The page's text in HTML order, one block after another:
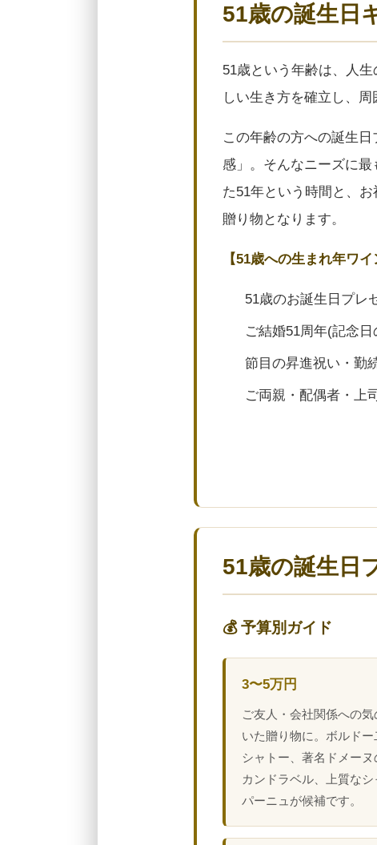
51歳の誕生日
51歳という年齢は、人
しい生き方を確立し、周
この年齢の方への誕生
感」。そんなニーズに
た51年という時間と、
贈り物となります。
【51歳への生まれ年ワ
51歳のお誕生日プレ
ご結婚51周年(記念日
節目の昇進祝い・勤
ご両親・配偶者・上
51歳の誕生日
💰 予算別ガイド
3〜5万円
ご友人・会社関係への気
いた贈り物に。ボルドー
シャトー、著名ドメーヌ
カンドラベル、上質なシ
パーニュが候補です。